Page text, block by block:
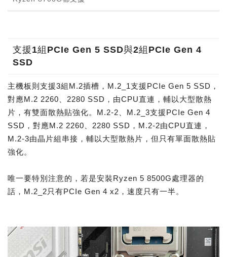
支援1組PCIe Gen 5 SSD與2組PCIe Gen 4
SSD
主機板則支援3組M.2插槽，M.2_1支援PCIe Gen 5 SSD，
對應M.2 2260、2280 SSD，由CPU直連，輔以大型散熱
片，有雙面散熱貼強化。M.2-2、M.2_3支援PCIe Gen 4
SSD，對應M.2 2260、2280 SSD，M.2-2由CPU直連，
M.2-3由晶片組串接，輔以大型散熱片，但只有單面散熱貼
強化。
唯一要特別注意的，若是安裝Ryzen 5 8500G處理器的
話，M.2_2只有PCIe Gen 4 x2，速度只有一半。